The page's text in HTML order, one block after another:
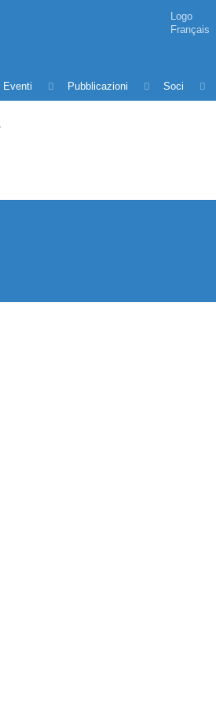
Logo
Français
Eventi Pubblicazioni Soci